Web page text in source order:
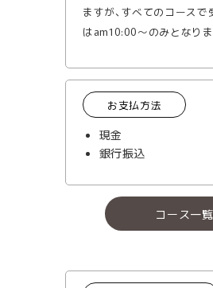
ますが、すべてのコースで
はam10:00～のみとなりま
お支払方法
現金
銀行振込
コース一覧